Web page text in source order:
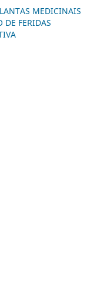
MEDICINAIS
DE FERIDAS